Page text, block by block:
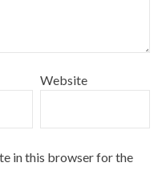
Website
in this browser for the